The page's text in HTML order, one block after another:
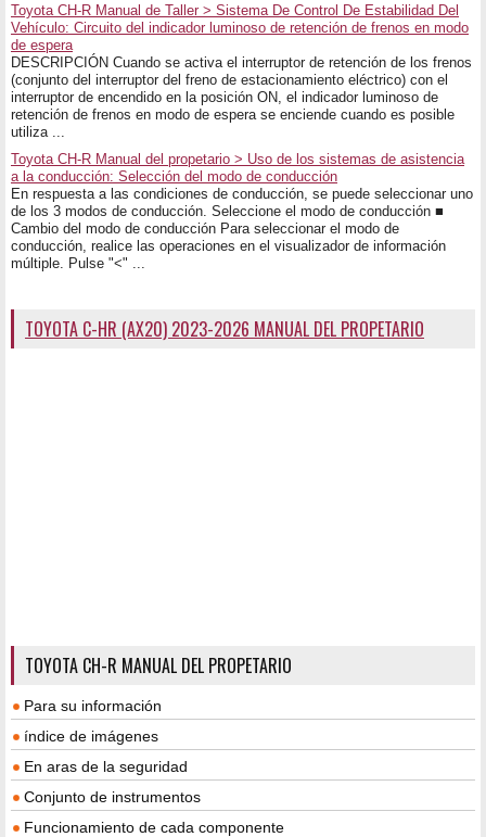
Toyota CH-R Manual de Taller > Sistema De Control De Estabilidad Del
Vehículo: Circuito del indicador luminoso de retención de frenos en modo
de espera
DESCRIPCIÓN Cuando se activa el interruptor de retención de los frenos
(conjunto del interruptor del freno de estacionamiento eléctrico) con el
interruptor de encendido en la posición ON, el indicador luminoso de
retención de frenos en modo de espera se enciende cuando es posible
utiliza ...
Toyota CH-R Manual del propetario > Uso de los sistemas de asistencia
a la conducción: Selección del modo de conducción
En respuesta a las condiciones de conducción, se puede seleccionar uno
de los 3 modos de conducción. Seleccione el modo de conducción ■
Cambio del modo de conducción Para seleccionar el modo de
conducción, realice las operaciones en el visualizador de información
múltiple. Pulse "<" ...
TOYOTA C-HR (AX20) 2023-2026 MANUAL DEL PROPETARIO
TOYOTA CH-R MANUAL DEL PROPETARIO
Para su información
índice de imágenes
En aras de la seguridad
Conjunto de instrumentos
Funcionamiento de cada componente